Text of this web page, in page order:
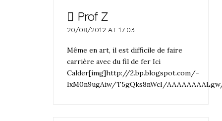
Prof Z
20/08/2012 AT 17:03
Même en art, il est difficile de faire
carrière avec du fil de fer Ici
Calder[img]http://2.bp.blogspot.com/-
IxM0n9ugAiw/T5gQks8nWcI/